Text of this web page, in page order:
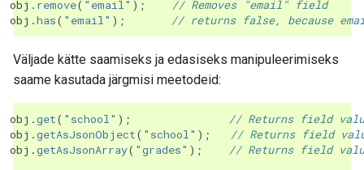
obj . remove( "email" );
// Removes "email" field
obj .has( "email" ); // returns false, because
Väljade kätte saamiseks ja edasiseks manipuleerimiseks
saame kasutada järgmisi meetodeid:
obj .get( "school" );
// Returns field
obj .getAsJsonObject( "school" );
// Returns field
obj .getAsJsonArray( "grades" ); // Returns field